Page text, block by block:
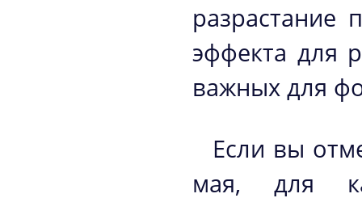
разрастание
эффекта для
важных для
Если вы
мая, для